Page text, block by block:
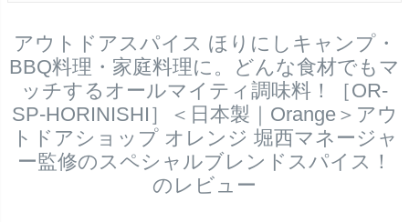
アウトドアスパイス ほりにしキャンプ・
BBQ料理・家庭料理に。どんな食材でもマ
ッチするオールマイティ調味料！［OR-
SP-HORINISHI］＜日本製｜Orange＞アウ
トドアショップ オレンジ 堀西マネージャ
ー監修のスペシャルブレンドスパイス！
のレビュー